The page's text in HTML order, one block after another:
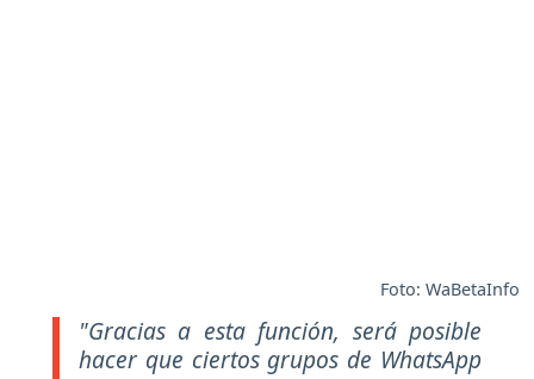
Foto: WaBetaInfo
"Gracias a esta función, será posible
hacer que ciertos grupos de WhatsApp